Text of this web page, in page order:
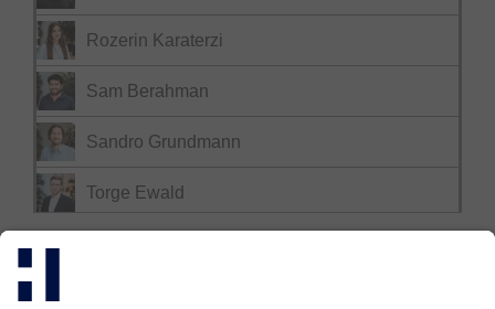
Rozerin Karaterzi
Sam Berahman
Sandro Grundmann
Torge Ewald